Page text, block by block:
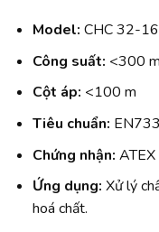
Model: CHC 32-
Công suất: <300
Cột áp: <100 m
Tiêu chuẩn: EN733
Chứng nhận:
Ứng dụng: Xử lý
hoá chất.